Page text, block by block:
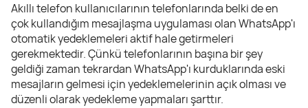
Akıllı telefon kullanıcılarının telefonlarında belki de en
çok kullandığım mesajlaşma uygulaması olan WhatsApp'ı
otomatik yedeklemeleri aktif hale getirmeleri
gerekmektedir. Çünkü telefonlarının başına bir şey
geldiği zaman tekrardan WhatsApp'ı kurduklarında eski
mesajların gelmesi için yedeklemelerinin açık olması ve
düzenli olarak yedekleme yapmaları şarttır.